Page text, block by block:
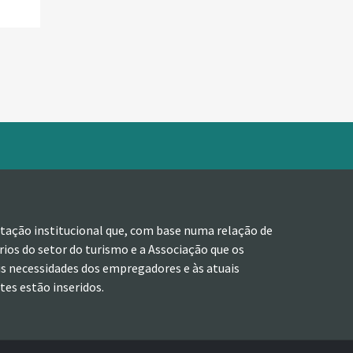
institucional que, com base numa relação de
do setor do turismo e a Associação que os
dos empregadores e às atuais
estão inseridos.